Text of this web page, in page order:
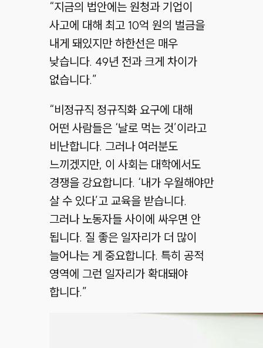
“지금의 법안에는 원청과 기업이
사고에 대해 최고 10억 원의 벌금을
내게 돼있지만 하한선은 매우
낮습니다. 49년 전과 크게 차이가
없습니다.”
“비정규직 정규직화 요구에 대해
어떤 사람들은 ‘날로 먹는 것’이라고
비난합니다. 그러나 여러분도
느끼겠지만, 이 사회는 대학에서도
경쟁을 강요합니다. ‘내가 우월해야만
살 수 있다’고 교육을 받습니다.
그러나 노동자들 사이에 싸우면 안
됩니다. 질 좋은 일자리가 더 많이
늘어나는 게 중요합니다. 특히 공적
영역에 그런 일자리가 확대돼야
합니다.”